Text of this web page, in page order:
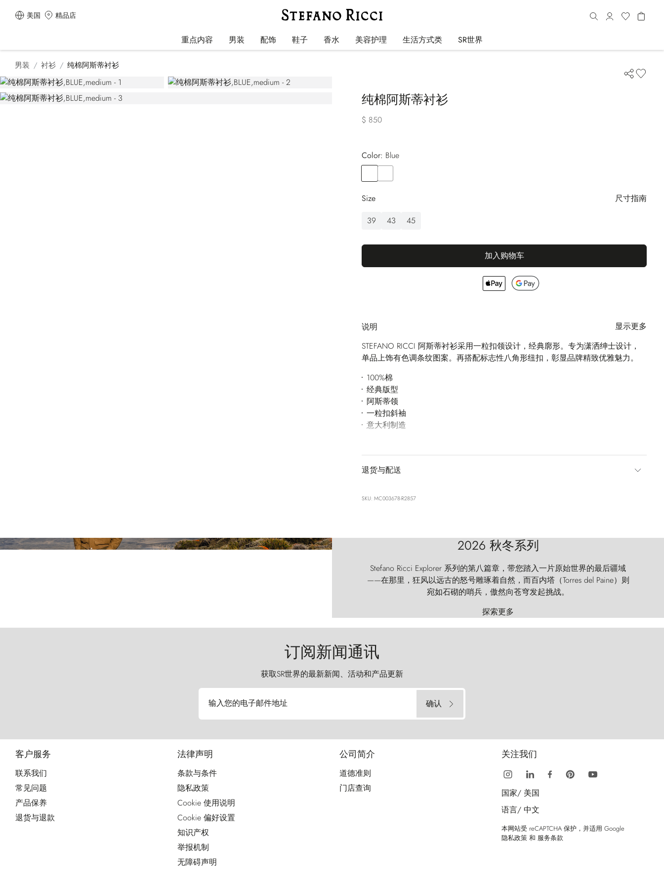
美国 精品店
重点内容 男装 配饰 鞋子 香水 美容护理 生活方式类 SR世界
男装 衬衫 纯棉阿斯蒂衬衫
纯棉阿斯蒂衬衫
$ 850
Color:
blue
Size
尺寸指南
39
43 45
加入购物车
说明
显示更多
STEFANO RICCI 阿斯蒂衬衫采用一粒扣领设计，经典廓形。专为潇洒绅士设计，
单品上饰有色调条纹图案。再搭配标志性八角形纽扣，彰显品牌精致优雅魅力。
100%棉
经典版型
阿斯蒂领
一粒扣斜袖
意大利制造
退货与配送
SKU: MC003678-R2857
2026 秋冬系列
Stefano Ricci Explorer 系列的第八篇章，带您踏入一片原始世界的最后疆域
——在那里，狂风以远古的怒号雕琢着自然，而百内塔（Torres del Paine）则
宛如石砌的哨兵，傲然向苍穹发起挑战。
探索更多
订阅新闻通讯
获取SR世界的最新新闻、活动和产品更新
输入您的电子邮件地址 确认
客户服务
联系我们
常见问题
产品保养
退货与退款
法律声明
条款与条件
隐私政策
Cookie 使用说明
Cookie 偏好设置
知识产权
举报机制
无障碍声明
公司简介
道德准则
门店查询
关注我们
国家/ 美国
语言/ 中文
本网站受 reCAPTCHA 保护，并适用 Google
隐私政策 和 服务条款